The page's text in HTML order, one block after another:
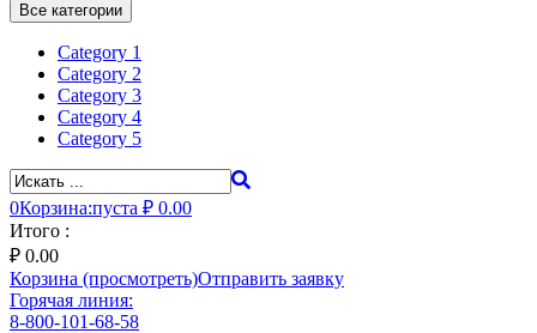
Все категории
Category 1
Category 2
Category 3
Category 4
Category 5
0Корзина:пуста ₽ 0.00
Итого :
₽ 0.00
Корзина (просмотреть)Отправить заявку
Горячая линия:
8-800-101-68-58